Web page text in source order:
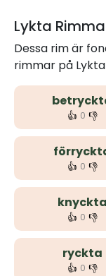
Lykta
Dessa rim är
rimmar på Lykta
👍 0 👎
👍 0 👎
knyckta
👍 0 👎
ryckta
👍 0 👎